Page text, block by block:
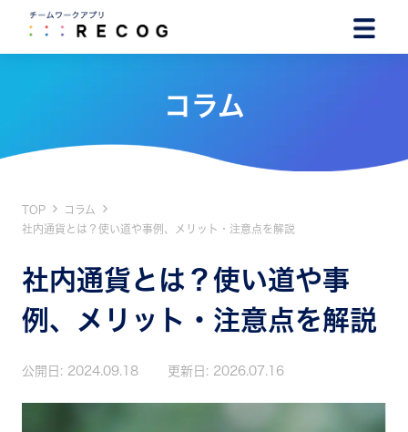
コラム
TOP
コラム
社内通貨とは？使い道や事例、メリット・注意点を解説
社内通貨とは？使い道や事
例、メリット・注意点を解説
公開日: 2024.09.18 更新日: 2026.07.16